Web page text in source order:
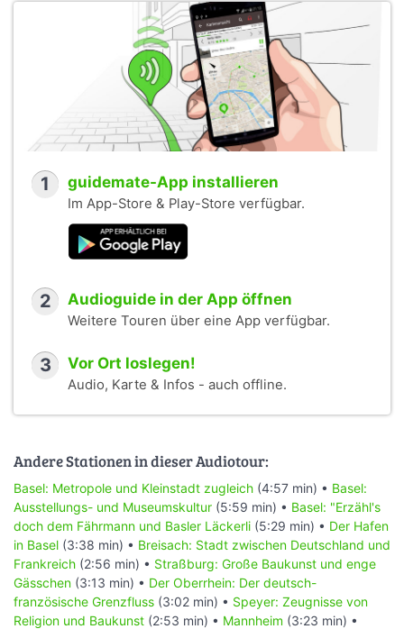
1 guidemate-App installieren
Im App-Store & Play-Store verfügbar.
2 Audioguide in der App öffnen
Weitere Touren über eine App verfügbar.
3 Vor Ort loslegen!
Audio, Karte & Infos - auch offline.
Andere Stationen in dieser Audiotour:
Basel: Metropole und Kleinstadt zugleich (4:57 min) • Basel:
Ausstellungs- und Museumskultur (5:59 min) • Basel: "Erzähl's
doch dem Fährmann und Basler Läckerli (5:29 min) • Der Hafen
in Basel (3:38 min) • Breisach: Stadt zwischen Deutschland und
Frankreich (2:56 min) • Straßburg: Große Baukunst und enge
Gässchen (3:13 min) • Der Oberrhein: Der deutsch-
französische Grenzfluss (3:02 min) • Speyer: Zeugnisse von
Religion und Baukunst (2:53 min) • Mannheim (3:23 min) •